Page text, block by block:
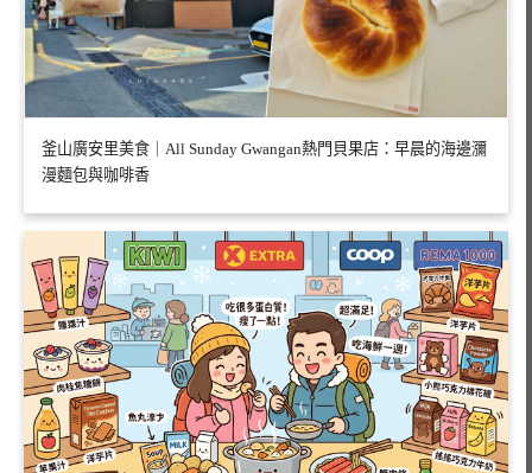
釜山廣安里美食｜All Sunday Gwangan熱門貝果店：早晨的海邊瀰
漫麵包與咖啡香